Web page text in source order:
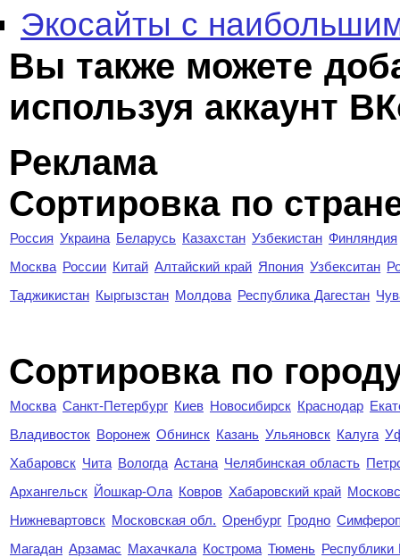
Экосайты с
Вы также можете
используя аккаунт
Реклама
Сортировка по
Россия Украина Беларусь Казахстан Узбекистан Финляндия
Москва России Китай Алтайский край Япония Узбекситан
Таджикистан Кыргызстан Молдова Республика Дагестан
Cортировка по
Москва Санкт-Петербург Киев Новосибирск Краснодар
Владивосток Воронеж Обнинск Казань Ульяновск Калуга
Хабаровск Чита Вологда Астана Челябинская область
Архангельск Йошкар-Ола Ковров Хабаровский край
Нижневартовск Московская обл. Оренбург Гродно
Магадан Арзамас Махачкала Кострома Тюмень Республики